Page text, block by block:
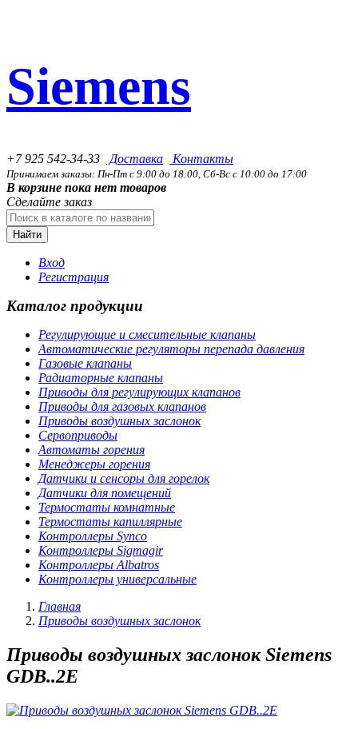
Siemens
+7 925 542-34-33 Доставка Контакты
Принимаем заказы: Пн-Пт с 9:00 до 18:00, Сб-Вс с 10:00 до 17:00
В корзине пока нет товаров
Сделайте заказ
Найти
Вход
Регистрация
Каталог продукции
Регулирующие и смесительные клапаны
Автоматические регуляторы перепада давления
Газовые клапаны
Радиаторные клапаны
Приводы для регулирующих клапанов
Приводы для газовых клапанов
Приводы воздушных заслонок
Сервоприводы
Автоматы горения
Менеджеры горения
Датчики и сенсоры для горелок
Датчики для помещений
Термостаты комнатные
Термостаты капиллярные
Контроллеры Synco
Контроллеры Sigmagir
Контроллеры Albatros
Контроллеры универсальные
Главная
Приводы воздушных заслонок
Приводы воздушных заслонок Siemens
GDB..2E